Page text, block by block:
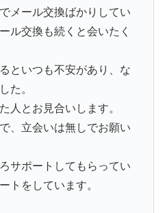
メール交換ばかりしてい
ル交換も続くと会いたく
といつも不安があり、な
た。
人とお見合いします。
、立会いは無しでお願い
サポートしてもらってい
トをしています。